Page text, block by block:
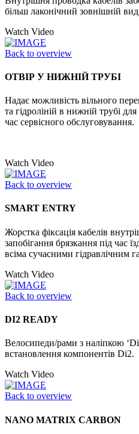
більш лаконічний зовнішній
Watch Video
Back to overview
ОТВІР У НИЖНІЙ ТРУБІ
Надає можливість вільного
та гідроліній в нижній трубі
час сервісного обслуговування.
Watch Video
Back to overview
SMART ENTRY
Жорстка фіксація кабелів
запобігання брязкання під час
всіма сучасними гідравлічним
Watch Video
Back to overview
DI2 READY
Велосипеди/рами з наліпкою
встановлення компонентів Di2.
Watch Video
Back to overview
NANO MATRIX CARBON